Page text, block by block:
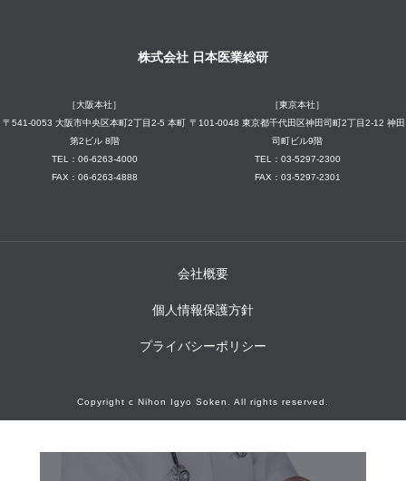
株式会社 日本医業総研
［大阪本社］
〒541-0053 大阪市中央区本町2丁目2-5 本町
第2ビル 8階
TEL：06-6263-4000
FAX：06-6263-4888
［東京本社］
〒101-0048 東京都千代田区神田司町2丁目2-12 神田
司町ビル9階
TEL：03-5297-2300
FAX：03-5297-2301
会社概要
個人情報保護方針
プライバシーポリシー
Copyright c Nihon Igyo Soken. All rights reserved.